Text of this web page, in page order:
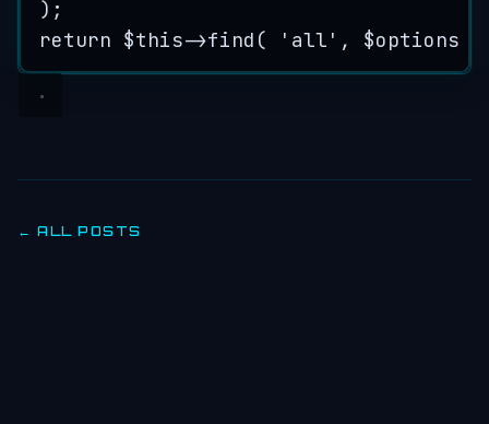
);
return $this->find ( ' all ' , $options
← ALL POSTS